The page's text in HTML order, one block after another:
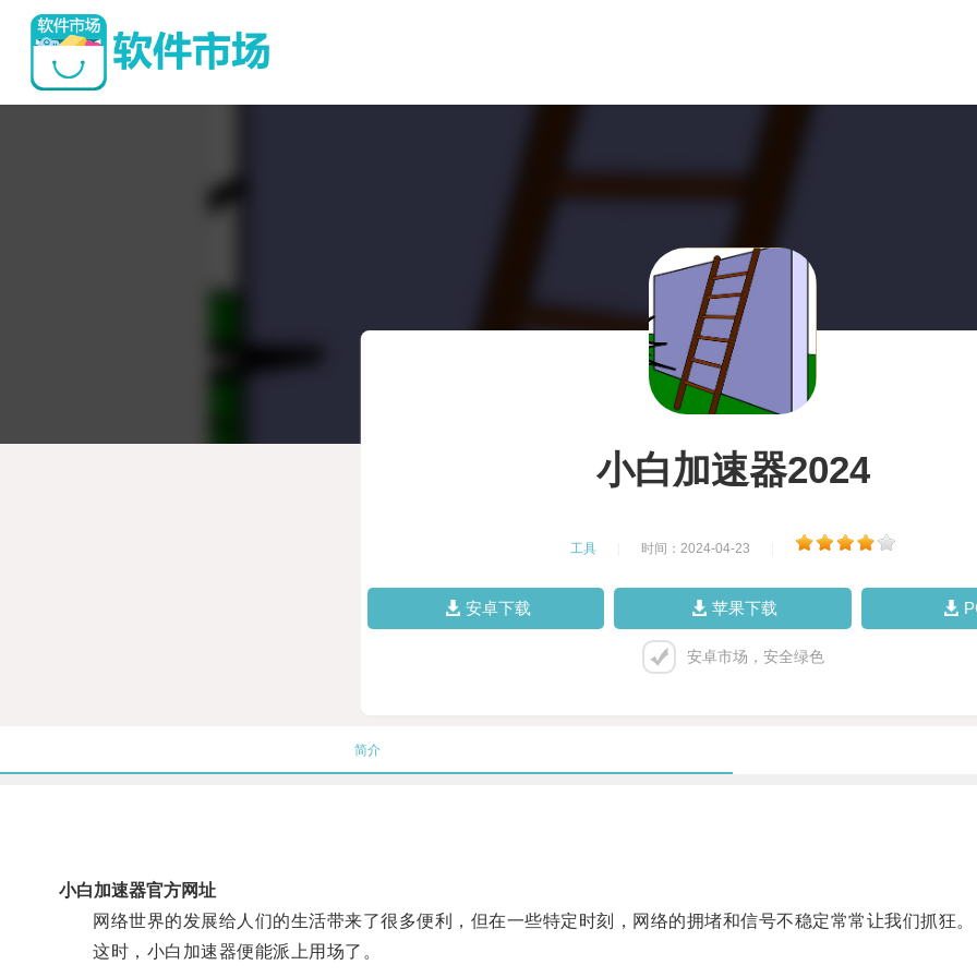
小白加速器2024
工具 时间：2024-04-23
安卓下载 苹果下载
安卓市场，安全绿色
简介
小白加速器官方网址
网络世界的发展给人们的生活带来了很多便利，但在一些特定时刻，网络的拥堵和信号不稳定常常让我们抓狂。
这时，小白加速器便能派上用场了。